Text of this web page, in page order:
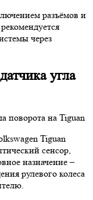
разъёмов и
через
угла
Tiguan
сенсор,
назначение –
рулевого колеса